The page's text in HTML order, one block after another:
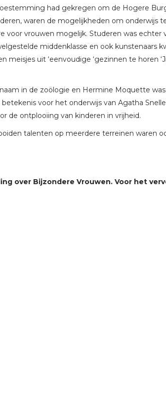
had gekregen om de Hogere
waren de mogelijkheden om onderwijs
voor vrouwen mogelijk. Studeren was echter
middenklasse en ook kunstenaars
meisjes uit ‘eenvoudige ‘gezinnen te horen
in de zoölogie en Hermine Moquette
voor het onderwijs van Agatha
de ontplooiing van kinderen in vrijheid.
talenten op meerdere terreinen waren
over Bijzondere Vrouwen. Voor het